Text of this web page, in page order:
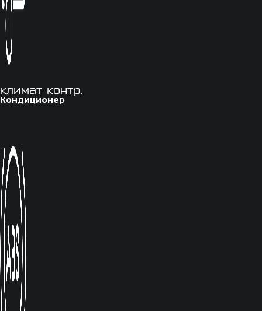
климат-контр.
Кондиционер